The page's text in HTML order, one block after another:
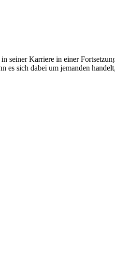
seiner Karriere in einer
es sich dabei um jemanden